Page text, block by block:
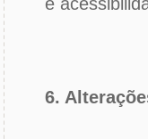
6.